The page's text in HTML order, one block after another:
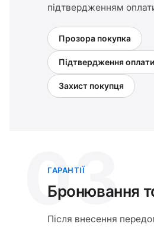
підтвердженням
Прозора покупка
Підтвердження оплати
Захист покупця
03
ГАРАНТІЇ
Бронювання
Після внесення